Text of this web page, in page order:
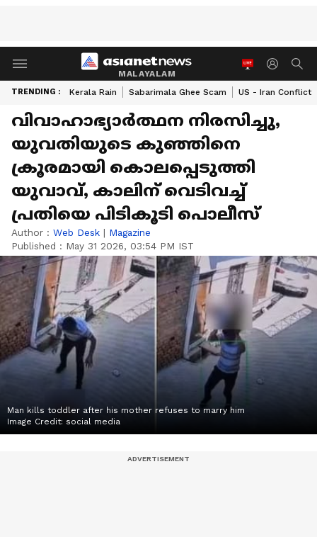
MALAYALAM
TRENDING : Kerala Rain Sabarimala Ghee Scam US - Iran Conflict
വിവാഹാഭ്യാർത്ഥന നിരസിച്ചു,
യുവതിയുടെ കുഞ്ഞിനെ
ക്രൂരമായി കൊലപ്പെടുത്തി
യുവാവ്, കാലിന് വെടിവച്ച്
പ്രതിയെ പിടികൂടി പൊലീസ്
Author : Web Desk | Magazine
Published : May 31 2026, 03:54 PM IST
Man kills toddler after his mother refuses to marry him
Image Credit: social media